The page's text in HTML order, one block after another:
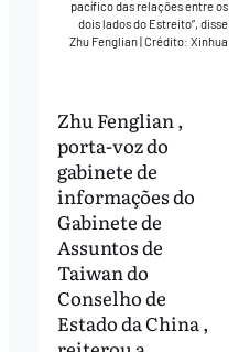
pacífico das relações entre os
dois lados do Estreito”, disse
Zhu Fenglian Crédito: Xinhua
Zhu Fenglian ,
porta-voz do
gabinete de
informações do
Gabinete de
Assuntos de
Taiwan do
Conselho de
Estado da China ,